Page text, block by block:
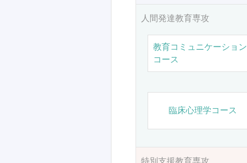
人間発達教育専攻
教育コミュニケーション
コース
臨床心理学コース